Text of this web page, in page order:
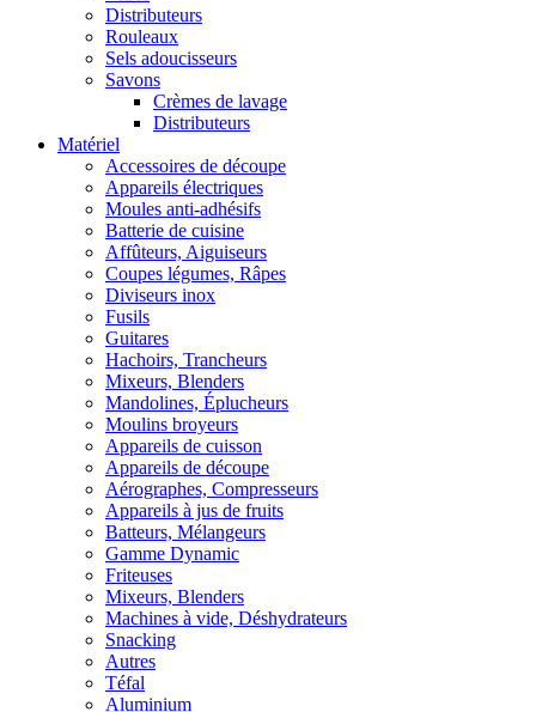
Distributeurs
Rouleaux
Sels adoucisseurs
Savons
Crèmes de lavage
Distributeurs
Matériel
Accessoires de découpe
Appareils électriques
Moules anti-adhésifs
Batterie de cuisine
Affûteurs, Aiguiseurs
Coupes légumes, Râpes
Diviseurs inox
Fusils
Guitares
Hachoirs, Trancheurs
Mixeurs, Blenders
Mandolines, Éplucheurs
Moulins broyeurs
Appareils de cuisson
Appareils de découpe
Aérographes, Compresseurs
Appareils à jus de fruits
Batteurs, Mélangeurs
Gamme Dynamic
Friteuses
Mixeurs, Blenders
Machines à vide, Déshydrateurs
Snacking
Autres
Téfal
Aluminium